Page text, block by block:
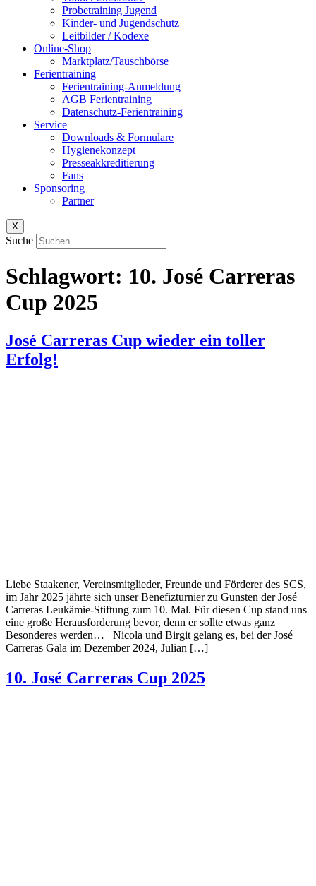
Probetraining Jugend
Kinder- und Jugendschutz
Leitbilder / Kodexe
Online-Shop
Marktplatz/Tauschbörse
Ferientraining
Ferientraining-Anmeldung
AGB Ferientraining
Datenschutz-Ferientraining
Service
Downloads & Formulare
Hygienekonzept
Presseakkreditierung
Fans
Sponsoring
Partner
X
Suche
Schlagwort: 10. José Carreras
Cup 2025
José Carreras Cup wieder ein toller
Erfolg!
Liebe Staakener, Vereinsmitglieder, Freunde und Förderer des SCS,
im Jahr 2025 jährte sich unser Benefizturnier zu Gunsten der José
Carreras Leukämie-Stiftung zum 10. Mal. Für diesen Cup stand uns
eine große Herausforderung bevor, denn er sollte etwas ganz
Besonderes werden… Nicola und Birgit gelang es, bei der José
Carreras Gala im Dezember 2024, Julian […]
10. José Carreras Cup 2025